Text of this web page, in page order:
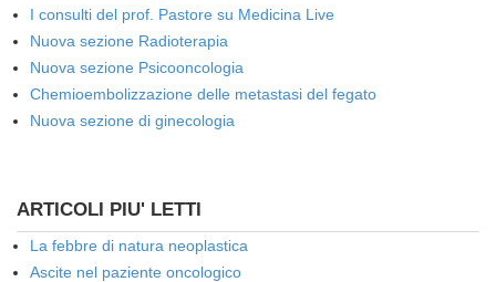
I consulti del prof. Pastore su Medicina Live
Nuova sezione Radioterapia
Nuova sezione Psicooncologia
Chemioembolizzazione delle metastasi del fegato
Nuova sezione di ginecologia
ARTICOLI PIU' LETTI
La febbre di natura neoplastica
Ascite nel paziente oncologico